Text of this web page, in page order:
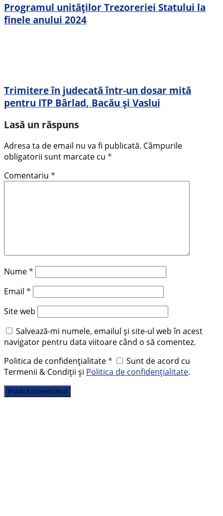
Programul unităților Trezoreriei Statului la
finele anului 2024
Trimitere în judecată într-un dosar mită
pentru ITP Bârlad, Bacău și Vaslui
Lasă un răspuns
Adresa ta de email nu va fi publicată. Câmpurile
obligatorii sunt marcate cu *
Comentariu *
Nume*
Email *
Site web
Salvează-mi numele, emailul și site-ul web în acest
navigator pentru data viitoare când o să comentez.
Politica de confidențialitate*
Sunt de acord cu
Termenii & Condiții și Politica de confidențialitate.